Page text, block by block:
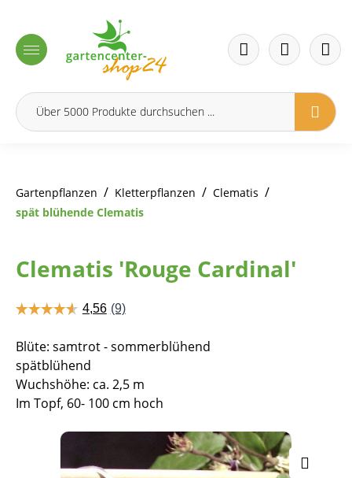
Gartenpflanzen / Kletterpflanzen / Clematis /
spät blühende Clematis
Clematis 'Rouge Cardinal'
Blüte: samtrot - sommerblühend
spätblühend
Wuchshöhe: ca. 2,5 m
Im Topf, 60- 100 cm hoch